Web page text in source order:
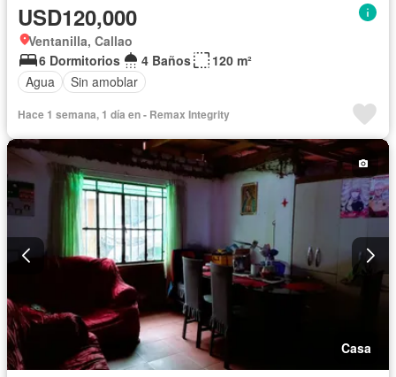
USD120,000
Ventanilla, Callao
6 Dormitorios
4 Baños
120 m²
Agua
Sin amoblar
Hace 1 semana, 1 día en - Remax Integrity
Casa